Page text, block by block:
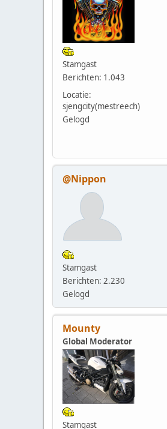
Stamgast
Berichten: 1.043
Locatie:
sjengcity(mestreech)
Gelogd
@Nippon
Stamgast
Berichten: 2.230
Gelogd
Mounty
Global Moderator
Stamgast